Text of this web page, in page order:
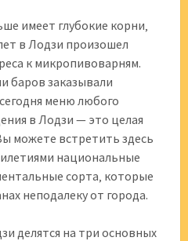
имеет глубокие корни‚
в Лодзи произошел
к микропивоварням.
баров заказывали
меню любого
в Лодзи — это целая
можете встретить здесь
национальные
сорта‚ которые
неподалеку от города.
делятся на три основных